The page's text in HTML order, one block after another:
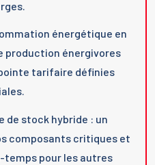
énergétique en
production énergivores
tarifaire définies
de stock hybride : un
composants critiques et
pour les autres